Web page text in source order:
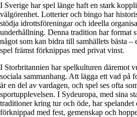
I Sverige har spel länge haft en stark
välgörenhet. Lotterier och bingo har
stödja idrottsföreningar och ideella
underhållning. Denna tradition har format
något som kan bidra till samhällets bästa –
spel främst förknippas med privat vinst.
I Storbritannien har spelkulturen däremot
sociala sammanhang. Att lägga ett vad på
är en del av vardagen, och spel ses ofta
sportupplevelsen. I Sydeuropa, med sina
traditioner kring tur och öde, har spelandet
förknippad med fest, gemenskap och